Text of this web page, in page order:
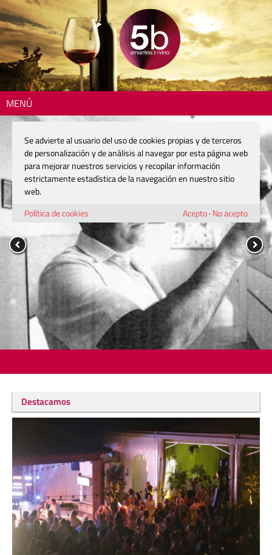
MENÚ
Destacamos
Se advierte al usuario del uso de cookies propias y de terceros
de personalización y de análisis al navegar por esta página web
para mejorar nuestros servicios y recopilar información
estrictamente estadística de la navegación en nuestro sitio
web.
Política de cookies
Acepto· No acepto